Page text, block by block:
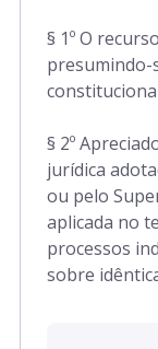
§ 1º O
presumindo-
§ 2º
jurídica
ou pelo
aplicada no
processos
sobre